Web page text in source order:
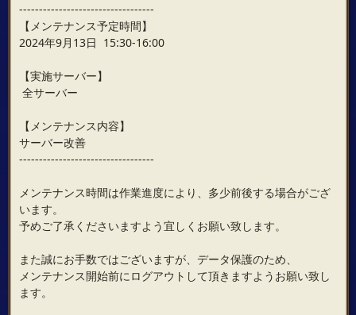
----------------------------------
【メンテナンス予定時間】
2024年9月13日 15:30-16:00
【実施サーバー】
全サーバー
【メンテナンス内容】
サーバー改善
----------------------------------
メンテナンス時間は作業進度により、多少前後する場合がござ
います。
予めご了承くださいますよう宜しくお願い致します。
また誠にお手数ではございますが、データ保護のため、
メンテナンス開始前にログアウトして頂きますようお願い致し
ます。